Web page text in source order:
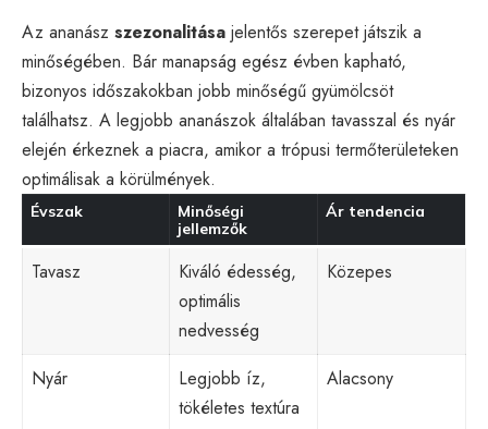
Az ananász szezonalitása jelentős szerepet játszik a
minőségében. Bár manapság egész évben kapható,
bizonyos időszakokban jobb minőségű gyümölcsöt
találhatsz. A legjobb ananászok általában tavasszal és nyár
elején érkeznek a piacra, amikor a trópusi termőterületeken
optimálisak a körülmények.
Évszak
Minőségi
jellemzők
Ár tendencia
Tavasz
Kiváló édesség,
optimális
nedvesség
Közepes
Nyár
Legjobb íz,
tökéletes textúra
Alacsony